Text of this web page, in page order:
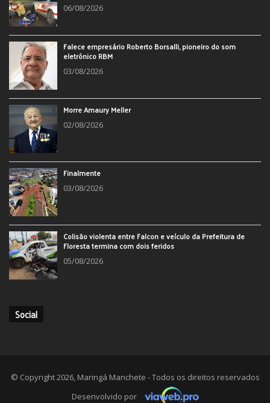
06/08/2026
Falece empresário Roberto Borsalli, pioneiro do som
eletrônico RBM
03/08/2026
Morre Amaury Meller
02/08/2026
Finalmente
03/08/2026
Colisão violenta entre Falcon e veículo da Prefeitura de
Floresta termina com dois feridos
05/08/2026
Social
© Copyright 2026, Maringá Manchete - Todos os direitos reservados
Desenvolvido por